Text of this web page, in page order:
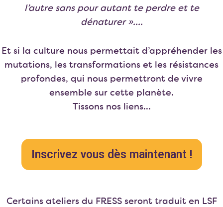
l’autre sans pour autant te perdre et te
dénaturer »….
Et si la culture nous permettait d’appréhender les
mutations, les transformations et les résistances
profondes, qui nous permettront de vivre
ensemble sur cette planète.
Tissons nos liens…
Inscrivez vous dès maintenant !
Certains ateliers du FRESS seront traduit en LSF